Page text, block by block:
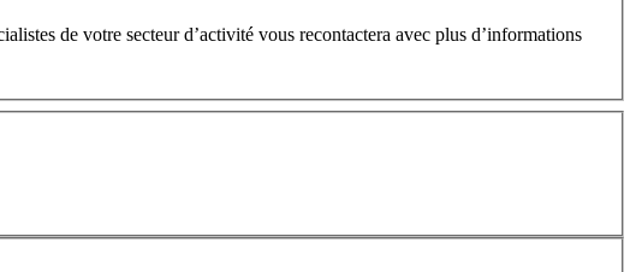
de votre secteur d’activité vous recontactera avec plus d’informations